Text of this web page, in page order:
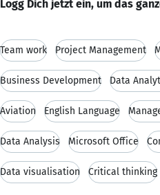
Logg Dich jetzt ein, um das
Team work Project Management
Business Development Data
Aviation English Language
Data Analysis Microsoft Office
Data visualisation Critical thinking